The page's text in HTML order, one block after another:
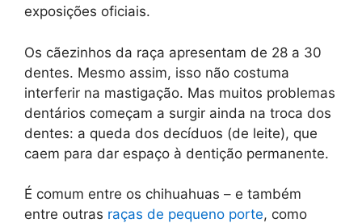
exposições oficiais.
Os cãezinhos da raça apresentam de 28 a 30
dentes. Mesmo assim, isso não costuma
interferir na mastigação. Mas muitos problemas
dentários começam a surgir ainda na troca dos
dentes: a queda dos decíduos (de leite), que
caem para dar espaço à dentição permanente.
É comum entre os chihuahuas – e também
entre outras raças de pequeno porte, como